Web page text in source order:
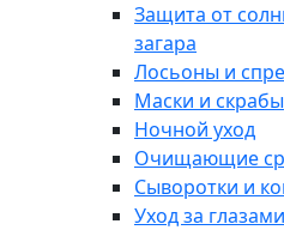
Защита от
загара
Лосьоны и
Маски и скрабы
Ночной уход
Очищающие
Сыворотки и
Уход за глазами